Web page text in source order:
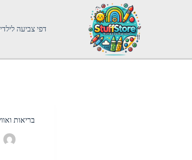
דפי צביעה
בריאות